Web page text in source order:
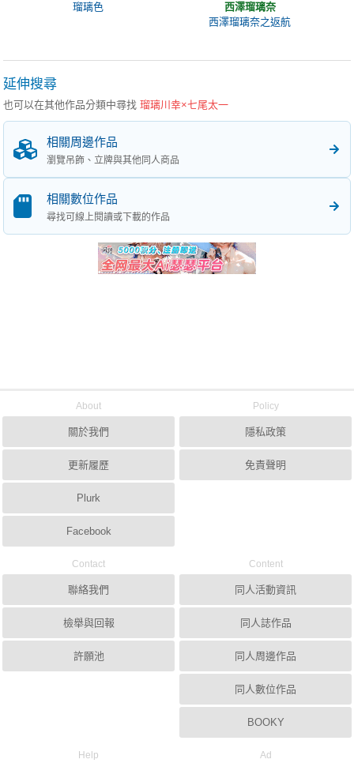
瑠璃色
西澤瑠璃奈
西澤瑠璃奈之返航
延伸搜尋
也可以在其他作品分類中尋找瑠璃川幸×七尾太一
相關周邊作品
瀏覽吊飾、立牌與其他同人商品
相關數位作品
尋找可線上閱讀或下載的作品
About
關於我們
更新履歷
Plurk
Facebook
Policy
隱私政策
免責聲明
Contact
聯絡我們
檢舉與回報
許願池
Content
同人活動資訊
同人誌作品
同人周邊作品
同人數位作品
BOOKY
Help Ad